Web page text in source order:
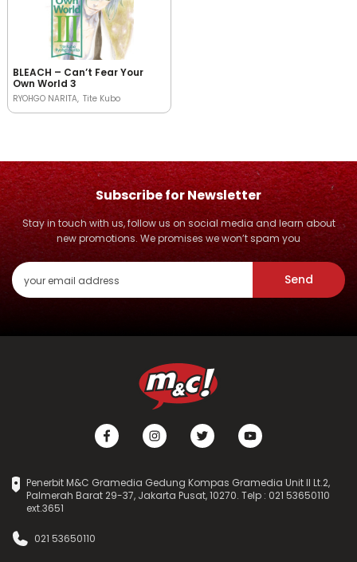
BLEACH – Can’t Fear Your
Own World 3
RYOHGO NARITA Tite Kubo
Subscribe for Newsletter
Stay in touch with us, follow us on social media and learn about
new promotions. We promises we won’t spam you
Send
Penerbit M&C Gramedia Gedung Kompas Gramedia Unit II Lt.2,
Palmerah Barat 29-37, Jakarta Pusat, 10270. Telp : 021 53650110
ext.3651
021 53650110